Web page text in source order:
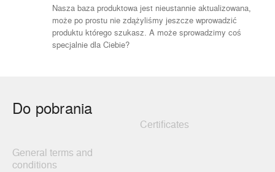
Nasza baza produktowa jest nieustannie aktualizowana,
może po prostu nie zdążyliśmy jeszcze wprowadzić
produktu którego szukasz. A może sprowadzimy coś
specjalnie dla Ciebie?
Do pobrania
General terms and
conditions
Certificates